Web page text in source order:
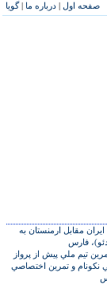
صفحه اول | درباره ما |گویا
مقابل ارمنستان به
فارس
تيم ملي پيش از پرواز
نكونام و تمرين اختصاصي